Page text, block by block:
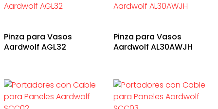
Pinza para Vasos
Aardwolf AGL32
Pinza para Vasos
Aardwolf AL30AWJH